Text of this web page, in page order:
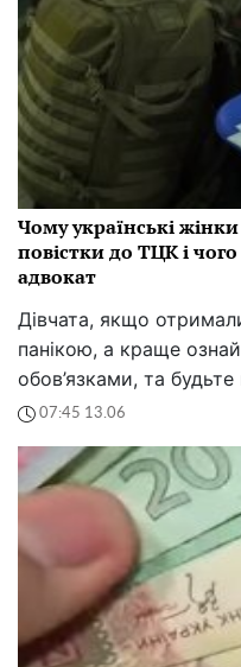
Чому українські
повістки до ТЦК і
адвокат
Дівчата, якщо
панікою, а краще
обов’язками, та
07:45 13.06